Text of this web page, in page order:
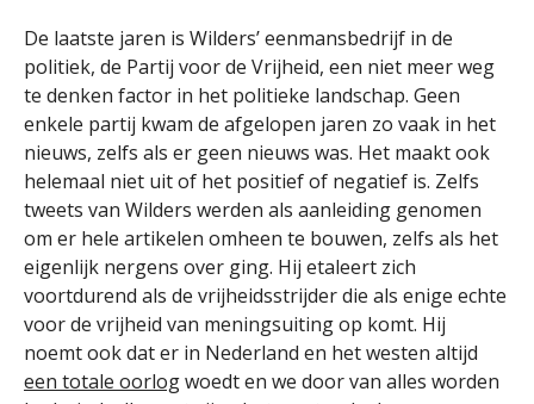
De laatste jaren is Wilders’ eenmansbedrijf in de
politiek, de Partij voor de Vrijheid, een niet meer weg
te denken factor in het politieke landschap. Geen
enkele partij kwam de afgelopen jaren zo vaak in het
nieuws, zelfs als er geen nieuws was. Het maakt ook
helemaal niet uit of het positief of negatief is. Zelfs
tweets van Wilders werden als aanleiding genomen
om er hele artikelen omheen te bouwen, zelfs als het
eigenlijk nergens over ging. Hij etaleert zich
voortdurend als de vrijheidsstrijder die als enige echte
voor de vrijheid van meningsuiting op komt. Hij
noemt ook dat er in Nederland en het westen altijd
een totale oorlogwoedt en we door van alles worden